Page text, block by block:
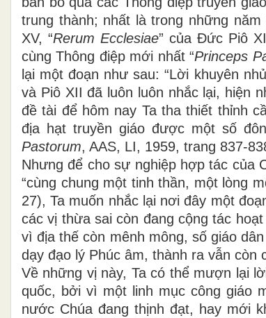
trung thành; nhất là trong những năm
XV, “Rerum Ecclesiae” của Đức Piô
cùng Thông điệp mới nhất “Princeps
lại một đoạn như sau: “Lời khuyên
và Piô XII đã luôn luôn nhắc lại, hiện
đề tài để hôm nay Ta tha thiết thỉnh
địa hạt truyền giáo được một số
Pastorum, AAS, LI, 1959, trang 837-
Nhưng để cho sự nghiệp hợp tác của
“cùng chung một tinh thần, một lòng
27), Ta muốn nhắc lại nơi đây một
các vị thừa sai còn đang cộng tác
vì địa thế còn mênh mông, số giáo
dạy đạo lý Phúc âm, thành ra vẫn còn
Về những vị này, Ta có thể mượn lại
quốc, bởi vì một linh mục công giáo
nước Chúa đang thịnh đạt, hay mới